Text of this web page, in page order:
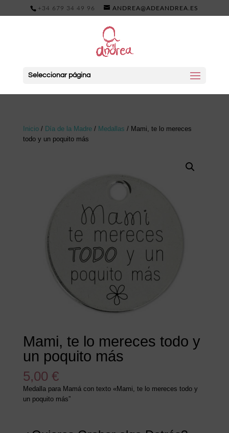
+34 679 34 49 96 ANDREA@ADEANDREA.ES
Seleccionar página
Inicio/ Día de la Madre/ Medallas / Mami, te lo mereces
todo y un poquito más
Mami, te lo mereces todo y
un poquito más
5,00 €
Medalla para Mamá con texto «Mami, te lo mereces todo y
un poquito más”